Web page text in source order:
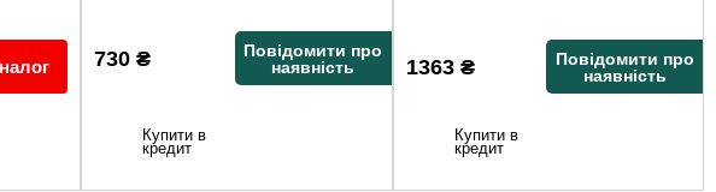
730 ₴
Повідомити про
наявність
Купити в
кредит
1363₴
Повідомити про
наявність
Купити в
кредит